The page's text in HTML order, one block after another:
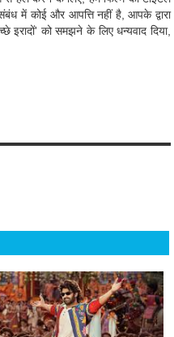
में कोई और आपत्ति नहीं है, आपके द्वारा
को समझने के लिए धन्यवाद दिया,